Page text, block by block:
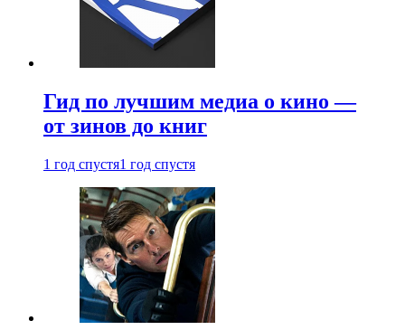
Гид по лучшим медиа о кино —
от зинов до книг
1 год спустя1 год спустя